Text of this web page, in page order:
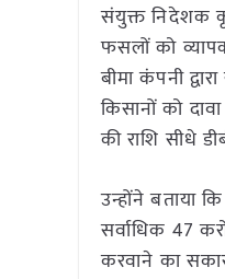
संयुक्त निदेशक
फसलों को
बीमा कंपनी
किसानों को
की राशि सीधे
उन्होंने बताया
सर्वाधिक 47
करवाने का